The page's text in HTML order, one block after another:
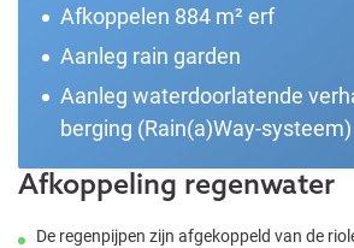
Afkoppelen 884 m² erf
Aanleg rain garden
Aanleg waterdoorlatende
berging (Rain(a)Way-systeem)
Afkoppeling regenwater
De regenpijpen zijn afgekoppeld van de